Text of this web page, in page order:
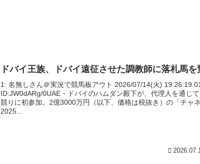
ドバイ王族、ドバイ遠征させた調教師に落札馬を
1: 名無しさん＠実況で競馬板アウト 2026/07/14(火) 19:26:19.01
ID:JW0dARg/0UAE・ドバイのハムダン殿下が、代理人を通じ
競りに初参加。2億3000万円（以下、価格は税抜き）の「チャ
2025...